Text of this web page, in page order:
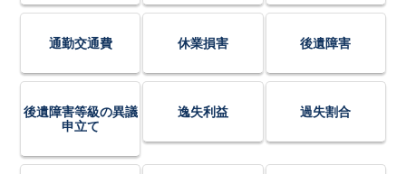
通勤交通費 休業損害 後遺障害
後遺障害等級の異議
申立て
逸失利益 過失割合